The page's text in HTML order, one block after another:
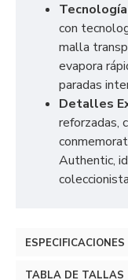
con
malla
evapora
paradas
Detalles
reforzadas,
Authentic,
ESPECIFICACIONES
TABLA DE TALLAS